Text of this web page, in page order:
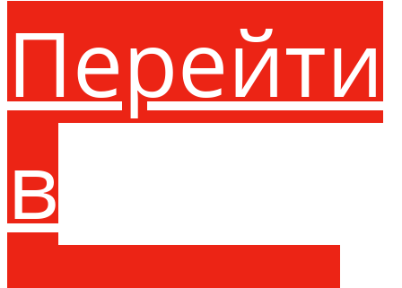
Перейти
в